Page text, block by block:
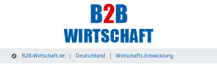
B2B-Wirtschaft.de Deutschland Wirtschafts.Entwicklung